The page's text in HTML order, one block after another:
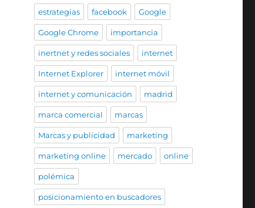
estrategias facebook Google
Google Chrome importancia
inertnet y redes sociales internet
Internet Explorer internet móvil
internet y comunicación madrid
marca comercial marcas
Marcas y publicidad marketing
marketing online mercado online
polémica
posicionamiento en buscadores